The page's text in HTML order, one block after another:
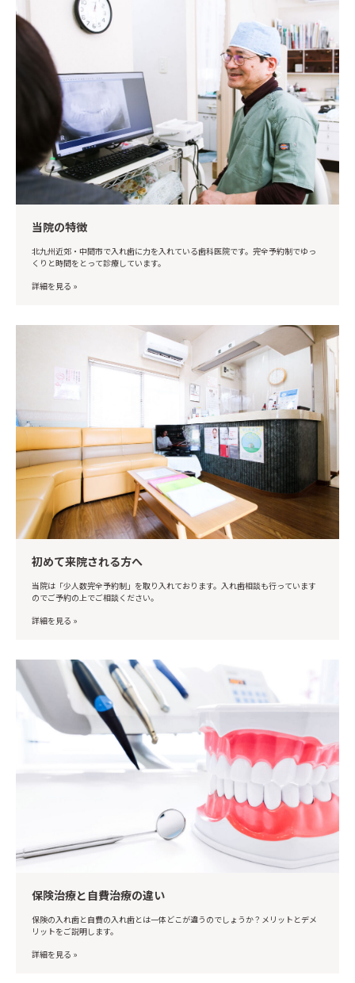
当院の特徴
北九州近郊・中間市で入れ歯に力を入れている歯科医院です。完全予約制でゆっ
くりと時間をとって診療しています。
詳細を見る »
初めて来院される方へ
当院は「少人数完全予約制」を取り入れております。入れ歯相談も行っています
のでご予約の上でご相談ください。
詳細を見る »
保険治療と自費治療の違い
保険の入れ歯と自費の入れ歯とは一体どこが違うのでしょうか？メリットとデメ
リットをご説明します。
詳細を見る »